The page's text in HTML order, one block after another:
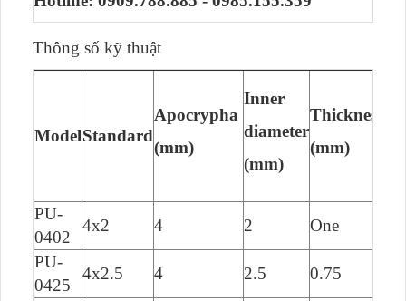
Thông số kỹ thuật
ModelStandard
Apocrypha
(mm)
Inner
diameter
(mm)
Thickness
(mm)
PU-
0402
4x2 4 2 One
PU-
0425
4x2.5 4 2.5 0.75